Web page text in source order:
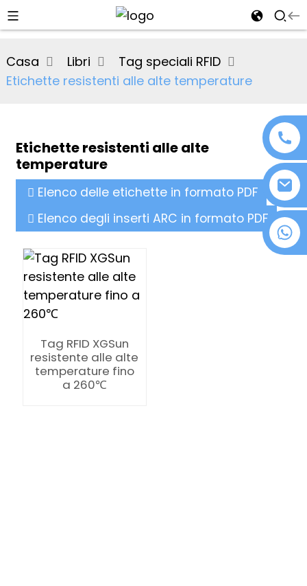
+86 18076372139
Casa Libri
Tag speciali RFID
Etichette resistenti alle alte temperature
Etichette resistenti alle alte
temperature
Elenco delle etichette in formato PDF
Elenco degli inserti ARC in formato PDF
Tag RFID XGSun
resistente alle alte
temperature fino
a 260℃